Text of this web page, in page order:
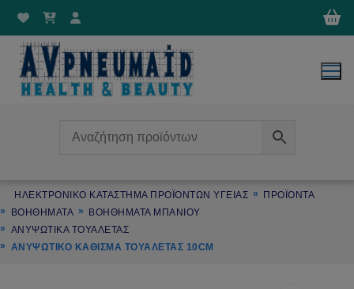
Μετάβαση
περιεχόμενο
ΗΛΕΚΤΡΟΝΙΚΌ ΚΑΤΆΣΤΗΜΑ ΠΡΟΪΌΝΤΩΝ ΥΓΕΊΑΣ
ΠΡΟΪΌΝΤΑ
ΒΟΗΘΗΜΑΤΑ
ΒΟΗΘΗΜΑΤΑ ΜΠΑΝΙΟΥ
ΑΝΥΨΩΤΙΚΑ ΤΟΥΑΛΕΤΑΣ
ΑΝΥΨΩΤΙΚΌ ΚΆΘΙΣΜΑ ΤΟΥΑΛΈΤΑΣ 10CM